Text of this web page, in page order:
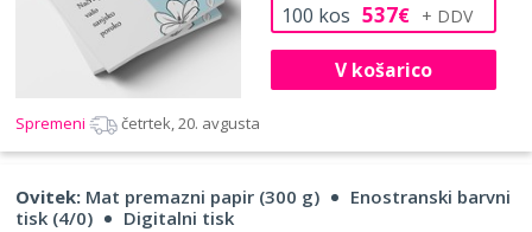
100 kos 537€
V košarico
Spremeni četrtek, 20. avgusta
Ovitek: Mat premazni papir (300 g)
Enostranski barvni
tisk (4/0)
Digitalni tisk